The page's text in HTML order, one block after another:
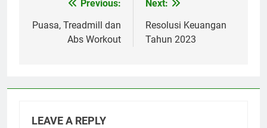
navigation
Previous:
Puasa, Treadmill dan
Abs Workout
Next:
Resolusi Keuangan
Tahun 2023
LEAVE A REPLY